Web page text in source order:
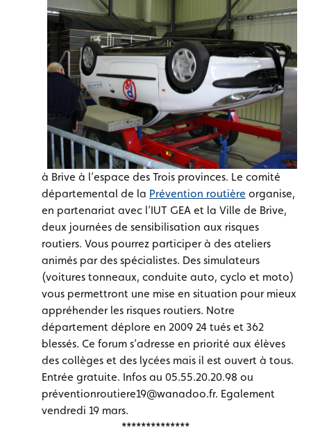
à Brive à l’espace des Trois provinces. Le comité
départemental de la Prévention routière organise,
en partenariat avec l’IUT GEA et la Ville de Brive,
deux journées de sensibilisation aux risques
routiers. Vous pourrez participer à des ateliers
animés par des spécialistes. Des simulateurs
(voitures tonneaux, conduite auto, cyclo et moto)
vous permettront une mise en situation pour mieux
appréhender les risques routiers. Notre
département déplore en 2009 24 tués et 362
blessés. Ce forum s’adresse en priorité aux élèves
des collèges et des lycées mais il est ouvert à tous.
Entrée gratuite. Infos au 05.55.20.20.98 ou
préventionroutiere19@wanadoo.fr. Egalement
vendredi 19 mars.
**************